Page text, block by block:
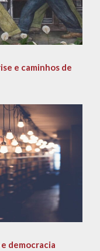
e caminhos de
democracia